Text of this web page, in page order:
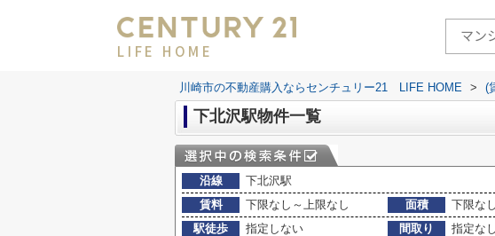
LIFE HOME
川崎市の不動産購入ならセンチュリー21 LIFE HOME > (
下北沢駅物件一覧
沿線
下北沢駅
賃料
下限なし～上限なし 面積 下限な
駅徒歩
指定しない 間取り
指定なし